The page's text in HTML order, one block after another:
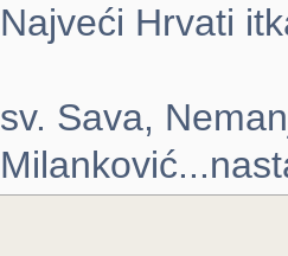
Najveći Hrvati
sv. Sava,